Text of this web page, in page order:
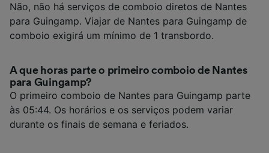
Não, não há serviços de comboio diretos de Nantes
para Guingamp. Viajar de Nantes para Guingamp de
comboio exigirá um mínimo de 1 transbordo.
A que horas parte o primeiro comboio de Nantes
para Guingamp?
O primeiro comboio de Nantes para Guingamp parte
às 05:44. Os horários e os serviços podem variar
durante os finais de semana e feriados.